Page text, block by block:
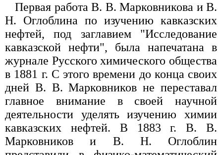
Первая работа В. В. Марковникова и В.
Н. Оглоблина по изучению кавказских
нефтей, под заглавием "Исследование
кавказской нефти", была напечатана в
журнале Русского химического общества
в 1881 г. С этого времени до конца своих
дней В. В. Марковников не переставал
главное внимание в своей научной
деятельности уделять изучению химии
кавказских нефтей. В 1883 г. В. В.
Марковников и В. Н. Оглоблин